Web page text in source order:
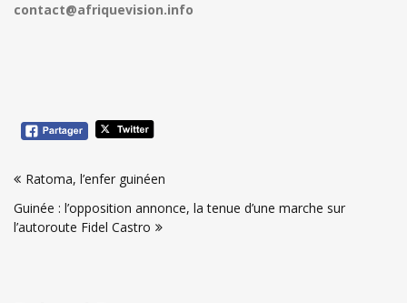
contact@afriquevision.info
de
l’article
Ratoma, l’enfer guinéen
Guinée : l’opposition annonce, la tenue d’une marche sur
l’autoroute Fidel Castro